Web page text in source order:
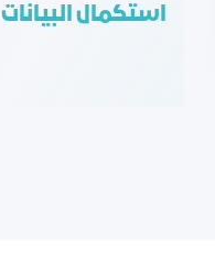
استكمال البيانات